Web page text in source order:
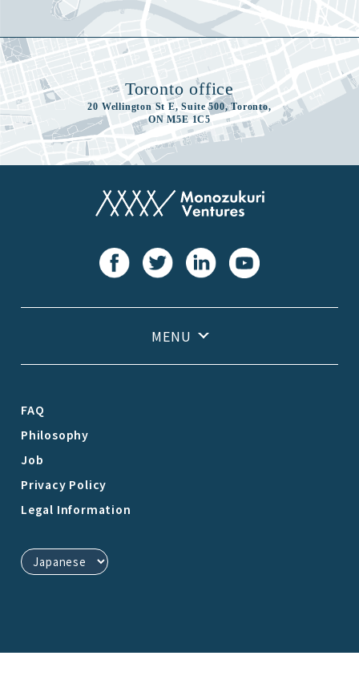
Toronto office
20 Wellington St E, Suite 500, Toronto,
ON M5E 1C5
FAQ
Philosophy
Job
Privacy Policy
Legal Information